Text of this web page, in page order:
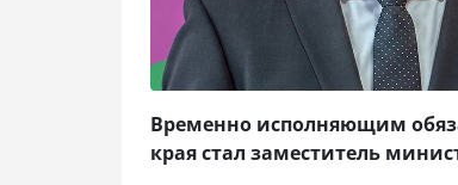
Временно исполняющим
края стал заместитель